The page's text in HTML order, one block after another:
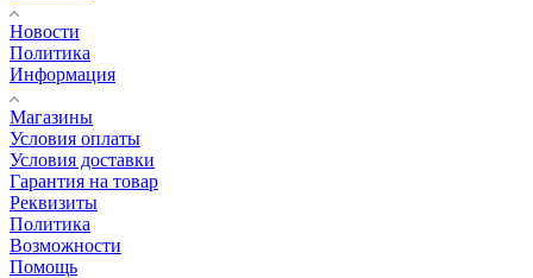
Новости
Политика
Информация
Магазины
Условия оплаты
Условия доставки
Гарантия на товар
Реквизиты
Политика
Возможности
Помощь